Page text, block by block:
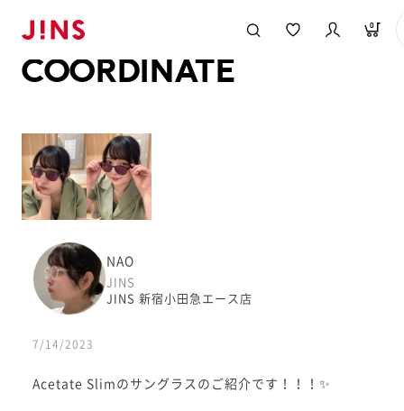
0
COORDINATE
NAO
JINS
JINS 新宿小田急エース店
7/14/2023
Acetate Slimのサングラスのご紹介です！！！✨️